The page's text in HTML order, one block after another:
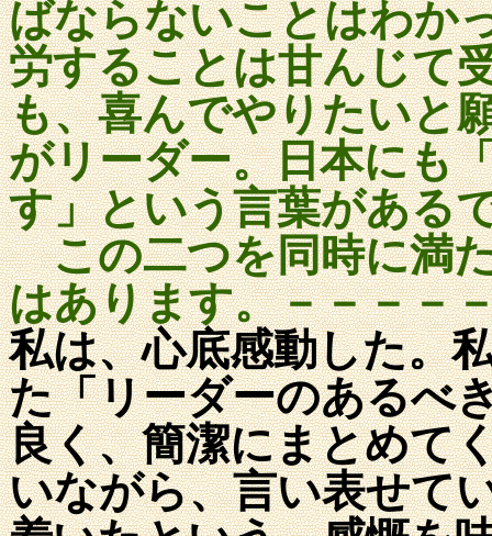
ばならないことはわか
労することは甘んじて
も、喜んでやりたいと
がリーダー。日本にも
す」という言葉がある
この二つを同時に満
はあります。－－－－
私は、心底感動した。
た「リーダーのあるべ
良く、簡潔にまとめて
いながら、言い表せて